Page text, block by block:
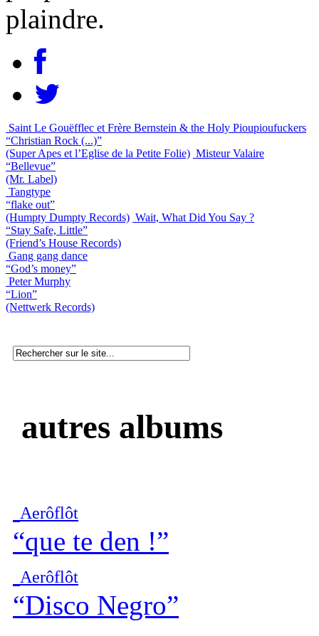
plaindre.
Saint Le Gouëfflec et Frère Bernstein & the Holy Pioupioufuckers
“Christian Rock (...)”
(Super Apes et l’Eglise de la Petite Folie) Misteur Valaire
“Bellevue”
(Mr. Label)
Tangtype
“flake out”
(Humpty Dumpty Records) Wait, What Did You Say ?
“Stay Safe, Little”
(Friend’s House Records)
Gang gang dance
“God’s money”
Peter Murphy
“Lion”
(Nettwerk Records)
autres albums
Aerôflôt
“que te den !”
Aerôflôt
“Disco Negro”